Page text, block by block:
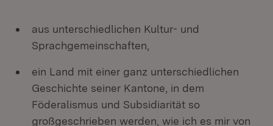
aus unterschiedlichen Kultur- und
Sprachgemeinschaften,
ein Land mit einer ganz unterschiedlichen
Geschichte seiner Kantone, in dem
Föderalismus und Subsidiarität so
großgeschrieben werden, wie ich es mir von